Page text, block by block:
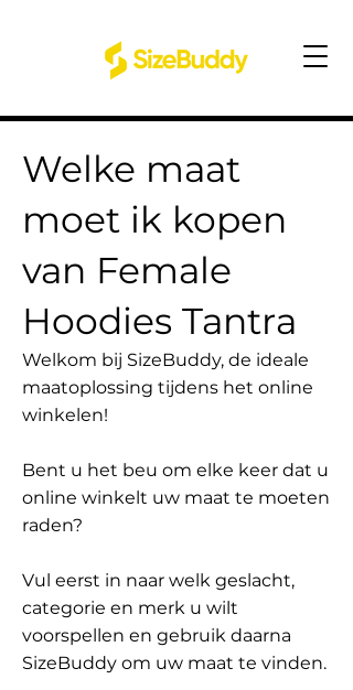
Welke maat
moet ik kopen
van Female
Hoodies Tantra
Welkom bij SizeBuddy, de ideale
maatoplossing tijdens het online
winkelen!
Bent u het beu om elke keer dat u
online winkelt uw maat te moeten
raden?
Vul eerst in naar welk geslacht,
categorie en merk u wilt
voorspellen en gebruik daarna
SizeBuddy om uw maat te vinden.